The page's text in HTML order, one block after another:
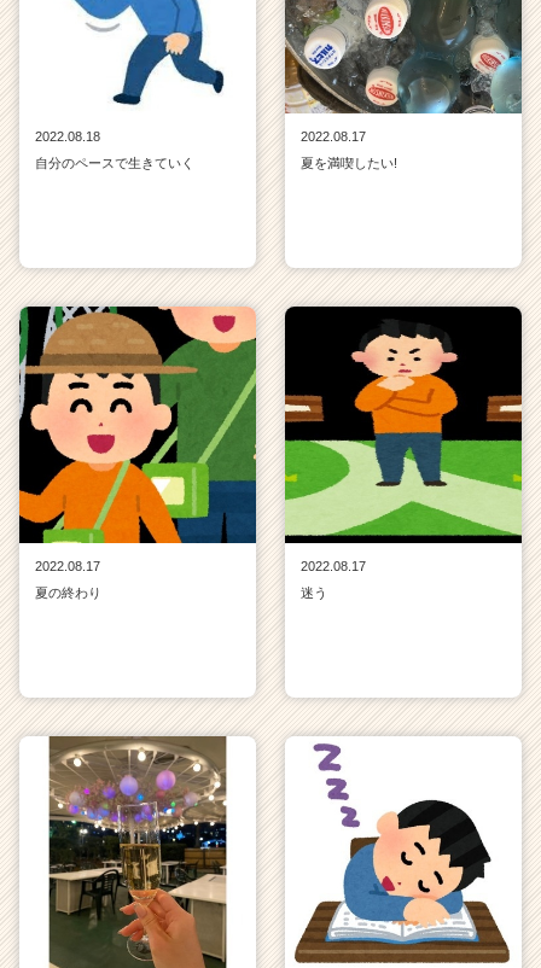
2022.08.18
自分のペースで生きていく
2022.08.17
夏を満喫したい!
2022.08.17
夏の終わり
2022.08.17
迷う